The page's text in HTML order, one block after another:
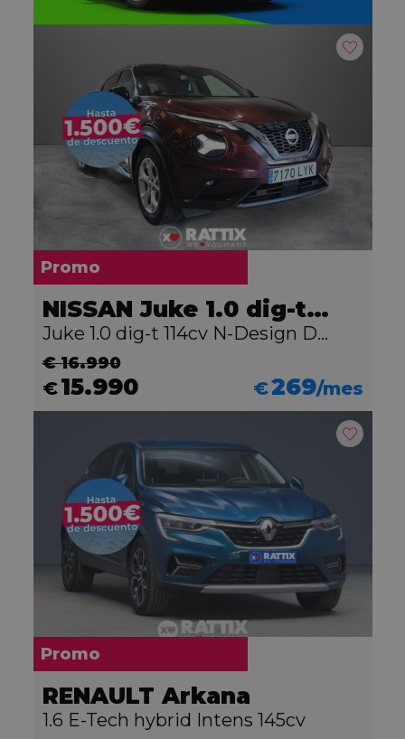
Promo
NISSAN Juke 1.0 dig-t 114cv N-Design DCT
Juke 1.0 dig-t 114cv N-Design DCT
€ 16.990
€15.990 €269/mes
Promo
RENAULT Arkana
1.6 E-Tech hybrid Intens 145cv